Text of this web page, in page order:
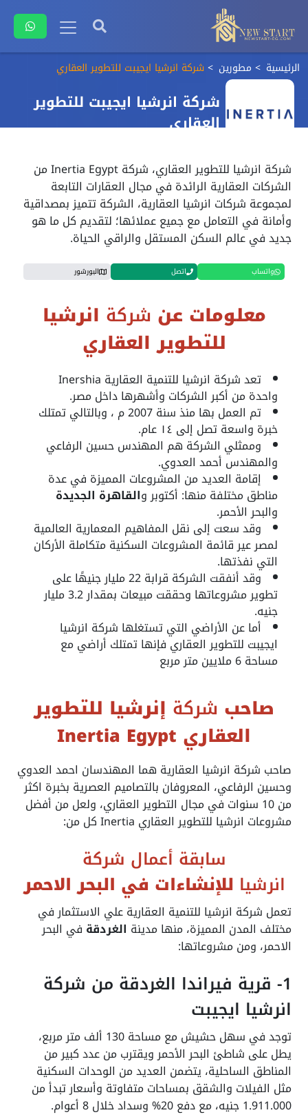
الرئيسية مطورين شركة انرشيا ايجيبت للتطوير العقاري
شركة انرشيا ايجيبت للتطوير
العقاري
شركة انرشيا للتطوير العقاري، شركةInertia Egyptمن
الشركات العقارية الرائدة في مجال العقارات التابعة
لمجموعة شركات انرشيا العقارية، الشركة تتميز بمصداقية
وأمانة في التعامل مع جميع عملائها؛ لتقديم كل ما هو
جديد في عالم السكن المستقل والراقي الحياة.
واتساب اتصل البورشور
معلومات عن شركة انرشيا
للتطوير العقاري
تعدشركة انرشيا للتنمية العقارية Inershia
واحدة من أكبر الشركات وأشهرها داخل مصر.
تم العمل بها منذ سنة 2007 م ، وبالتالي تمتلك
خبرة واسعة تصل إلى ١٤ عام.
وممثلي الشركة هم المهندس حسين الرفاعي
والمهندس أحمد العدوي.
إقامة العديد من المشروعات المميزة في عدة
مناطق مختلفة منها: أكتوبر والقاهرة الجديدة
والبحر الأحمر.
وقد سعت إلى نقل المفاهيم المعمارية العالمية
لمصر عير قائمة المشروعات السكنية متكاملة الأركان
التي نفذتها.
وقد أنفقت الشركة قرابة 22 مليار جنيهًا على
تطوير مشروعاتها وحققت مبيعات بمقدار 3.2 مليار
جنيه.
أما عن الأراضي التي تستغلها شركة انرشيا
ايجيبت للتطوير العقاري فإنها تمتلك أراضي مع
مساحة 6 ملايين متر مربع
صاحب شركة إنرشيا للتطوير
العقاري Inertia Egypt
صاحب شركة انرشيا العقارية هما المهندسان احمد العدوي
وحسين الرفاعي، المعروفان بالتصاميم العصرية بخبرة اكثر
من 10 سنوات في مجال التطوير العقاري، ولعل من أفضل
مشروعات انرشيا للتطوير العقاري Inertia كل من:
سابقة أعمال شركة
انرشيا للإنشاءات في البحر الاحمر
تعمل شركة انرشيا للتنمية العقاريةعلي الاستثمار في
مختلف المدن المميزة، منها مدينة الغردقة في البحر
الاحمر، ومن مشروعاتها:
1- قرية فيراندا الغردقة من شركة
انرشيا ايجيبت
توجد في سهل حشيش مع مساحة 130 ألف متر مربع،
يطل على شاطئ البحر الأحمر ويقترب من عدد كبير من
المناطق الساحلية، يتضمن العديد من الوحدات السكنية
مثل الفيلات والشقق بمساحات متفاوتة وأسعار تبدأ من
1.911.000 جنيه، مع دفع 20% وسداد خلال 8 أعوام.